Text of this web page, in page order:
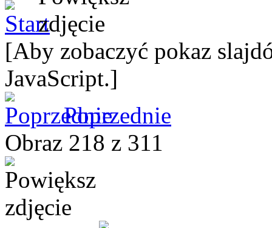
[Aby zobaczyć pokaz
JavaScript.]
Poprzednie
Obraz 218 z 311